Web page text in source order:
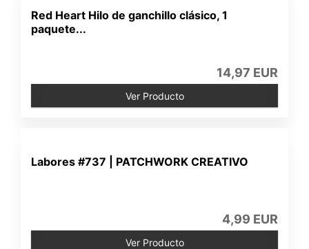
Red Heart Hilo de ganchillo clásico, 1
paquete...
14,97 EUR
Ver Producto
Labores #737 | PATCHWORK CREATIVO
4,99 EUR
Ver Producto